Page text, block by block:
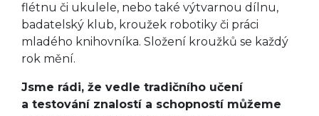
flétnu či ukulele, nebo také výtvarnou dílnu,
badatelský klub, kroužek robotiky či práci
mladého knihovníka. Složení kroužků se každý
rok mění.
Jsme rádi, že vedle tradičního učení
a testování znalostí a schopností můžeme